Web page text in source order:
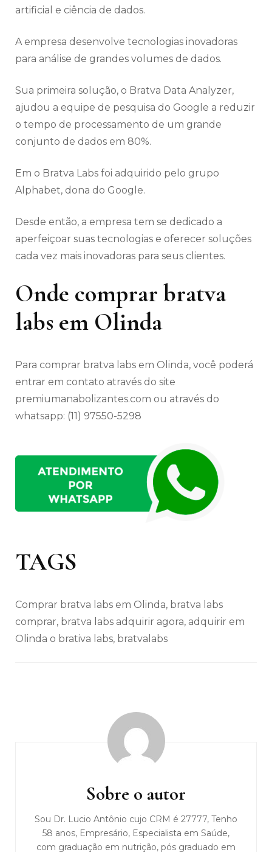
artificial e ciência de dados.
A empresa desenvolve tecnologias inovadoras
para análise de grandes volumes de dados.
Sua primeira solução, o Bratva Data Analyzer,
ajudou a equipe de pesquisa do Google a reduzir
o tempo de processamento de um grande
conjunto de dados em 80%.
Em o Bratva Labs foi adquirido pelo grupo
Alphabet, dona do Google.
Desde então, a empresa tem se dedicado a
aperfeiçoar suas tecnologias e oferecer soluções
cada vez mais inovadoras para seus clientes.
Onde comprar bratva
labs em Olinda
Para comprar bratva labs em Olinda, você poderá
entrar em contato através do site
premiumanabolizantes.com ou através do
whatsapp: (11) 97550-5298
TAGS
Comprar bratva labs em Olinda, bratva labs
comprar, bratva labs adquirir agora, adquirir em
Olinda o brativa labs, bratvalabs
Sobre o autor
Sou Dr. Lucio Antônio cujo CRM é 27777, Tenho
58 anos, Empresário, Especialista em Saúde,
com graduação em nutrição, pós graduado em